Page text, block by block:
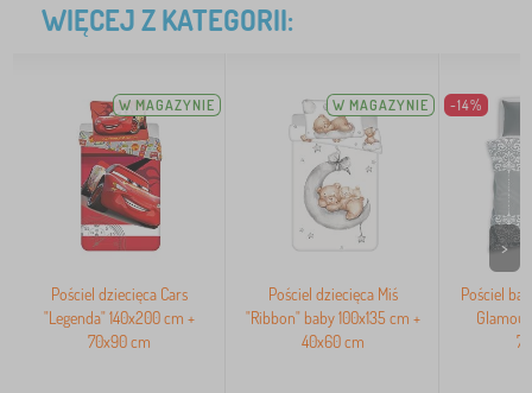
WIĘCEJ Z KATEGORII:
W MAGAZYNIE
Pościel dziecięca Cars
"Legenda" 140x200 cm +
70x90 cm
W MAGAZYNIE
Pościel dziecięca Miś
"Ribbon" baby 100x135 cm +
40x60 cm
-14%
Pościel
>